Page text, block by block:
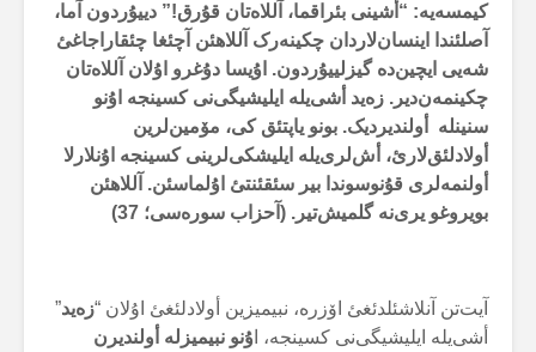
کیمسەیە: “أشینی بئراقما، آللاەتان قۇرق!” دییۇردون آما،
آصلئندا اینسان‌لاردان چکینەرک آللاهئن آچئغا چئقاراجاغئ
شەیی ایچین‌دە گیزلییۇردون. اۇیسا دۇغرو اۇلان آللاەتان
چکینمەن‌دیر. زەید أشی‌یلە ایلیشیگی‌نی کسینجە اۇنو
سنینلە أولندیردیک. بونو یاپتئق کی، مۆمین‌لرین
أولادلئق‌لارئ، أش‌لری‌یلە ایلیشکی‌لرینی کسینجە اۇنلارلا
أولنمەلری قۇنوسوندا بیر سئقئنتئ اۇلماسئن. آللاهئن
بویروغو یری‌نە گلمیش‌تیر. (آحزاب سورەسی؛ 37)
آیت‌تن آنلاشئلدئغئ اۆزرە، نبیمیزین أولادلئغئ اۇلان “زەید”
أشی‌یلە ایلیشیگی‌نی کسینجە، ا ۇنو نبیمیزلە أولندیرن